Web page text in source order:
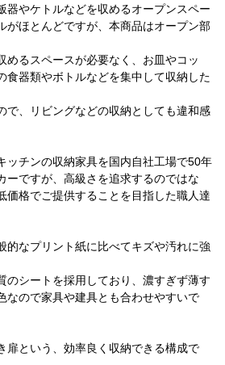
器やケトルなどを収めるオープンスペー
がほとんどですが、本商品はオープン部
めるスペースが必要なく、お皿やコッ
食器類やボトルなどを集中して収納した
で、リビングなどの収納としても違和感
ッチンの収納家具を国内自社工場で50年
ーですが、高級さを追求するのではな
価格でご提供することを目指した職人達
的なプリント紙に比べてキズや汚れに強
のシートを採用しており、濃すぎず薄す
なので家具や建具とも合わせやすいで
扉という、効率良く収納できる構成で